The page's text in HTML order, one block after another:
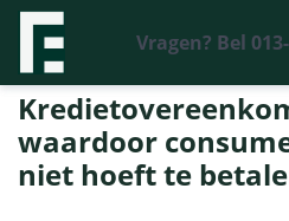
Vragen? Bel
Financieel Recht Advocaten >
zoekgeraakt waardoor consument de
waardoor
niet hoeft te